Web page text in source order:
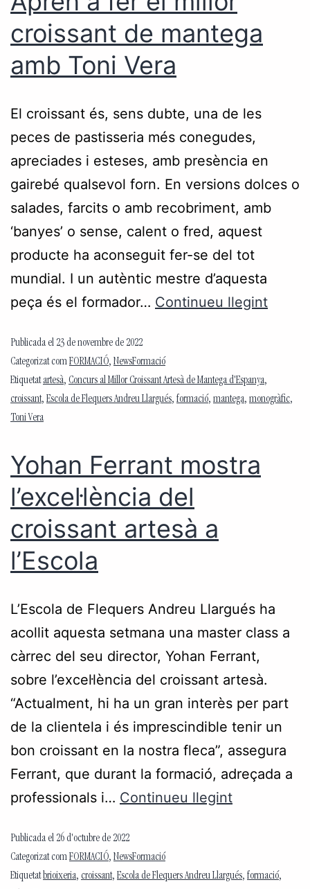
croissant de mantega
amb Toni Vera
El croissant és, sens dubte, una de les
peces de pastisseria més conegudes,
apreciades i esteses, amb presència en
gairebé qualsevol forn. En versions dolces o
salades, farcits o amb recobriment, amb
‘banyes’ o sense, calent o fred, aquest
producte ha aconseguit fer-se del tot
mundial. I un autèntic mestre d’aquesta
peça és el formador… Continueu llegint
Publicada el 23 de novembre de 2022
Categorizat comFORMACIÓ, NewsFormació
Etiquetatartesà, Concurs al Millor Croissant Artesà de Mantega d'Espanya,
croissant, Escola de Flequers Andreu Llargués, formació, mantega, monogràfic,
Toni Vera
Yohan Ferrant mostra
l’excel·lència del
croissant artesà a
l’Escola
L’Escola de Flequers Andreu Llargués ha
acollit aquesta setmana una master class a
càrrec del seu director, Yohan Ferrant,
sobre l’excel·lència del croissant artesà.
“Actualment, hi ha un gran interès per part
de la clientela i és imprescindible tenir un
bon croissant en la nostra fleca”, assegura
Ferrant, que durant la formació, adreçada a
professionals i… Continueu llegint
Publicada el 26 d'octubre de 2022
Categorizat comFORMACIÓ, NewsFormació
Etiquetatbrioixeria, croissant, Escola de Flequers Andreu Llargués, formació,